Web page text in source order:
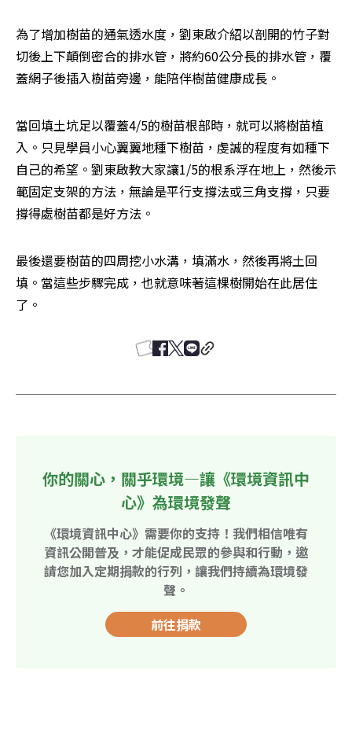
為了增加樹苗的通氣透水度，劉東啟介紹以剖開的竹子對
切後上下顛倒密合的排水管，將約60公分長的排水管，覆
蓋網子後插入樹苗旁邊，能陪伴樹苗健康成長。
當回填土坑足以覆蓋4/5的樹苗根部時，就可以將樹苗植
入。只見學員小心翼翼地種下樹苗，虔誠的程度有如種下
自己的希望。劉東啟教大家讓1/5的根系浮在地上，然後示
範固定支架的方法，無論是平行支撐法或三角支撐，只要
撐得處樹苗都是好方法。
最後還要樹苗的四周挖小水溝，填滿水，然後再將土回
填。當這些步驟完成，也就意味著這棵樹開始在此居住
了。
你的關心，關乎環境—讓《環境資訊中
心》為環境發聲
《環境資訊中心》需要你的支持！我們相信唯有
資訊公開普及，才能促成民眾的參與和行動，邀
請您加入定期捐款的行列，讓我們持續為環境發
聲。
前往捐款